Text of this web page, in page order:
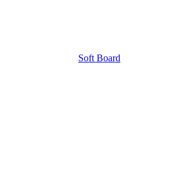
Soft Board